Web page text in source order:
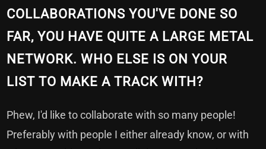
COLLABORATIONS YOU'VE DONE SO
FAR, YOU HAVE QUITE A LARGE METAL
NETWORK. WHO ELSE IS ON YOUR
LIST TO MAKE A TRACK WITH?
Phew, I'd like to collaborate with so many people!
Preferably with people I either already know, or with